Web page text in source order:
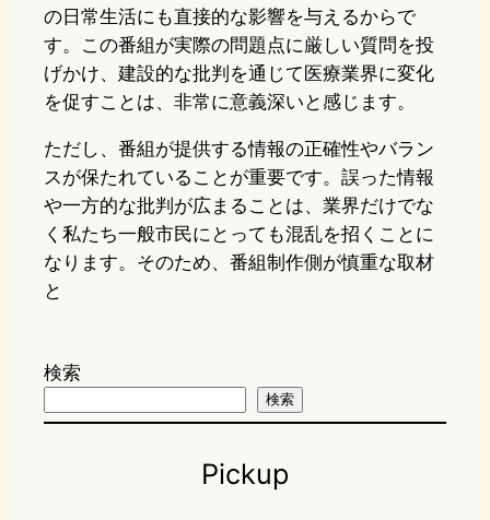
の日常生活にも直接的な影響を与えるからで
す。この番組が実際の問題点に厳しい質問を投
げかけ、建設的な批判を通じて医療業界に変化
を促すことは、非常に意義深いと感じます。
ただし、番組が提供する情報の正確性やバラン
スが保たれていることが重要です。誤った情報
や一方的な批判が広まることは、業界だけでな
く私たち一般市民にとっても混乱を招くことに
なります。そのため、番組制作側が慎重な取材
と
検索
検索
Pickup